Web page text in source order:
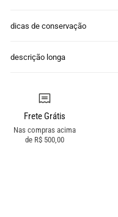
dicas de conservação
descrição longa
Frete Grátis
Nas compras acima
de R$ 500,00